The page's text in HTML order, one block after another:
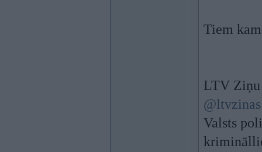
Tiem
LTV Ziņu
@ltvzinas
Valsts